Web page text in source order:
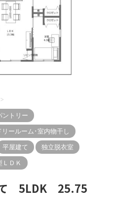
>
ントリー
リールーム･室内物干し
平屋建て
独立脱衣室
ＬＤＫ
て 5LDK 25.75